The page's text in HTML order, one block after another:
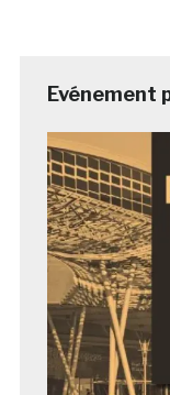
Evénement